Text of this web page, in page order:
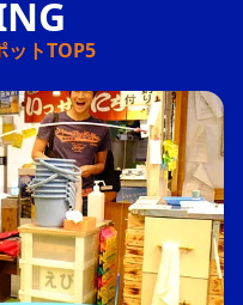
ットTOP5